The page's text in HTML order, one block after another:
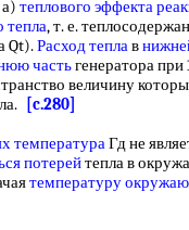
теплового эффекта
тепла, т. е.
Qt).Расход теплав
частьгенератора
величину
[c.280]
температураГд не
потерейтепла в
температуру